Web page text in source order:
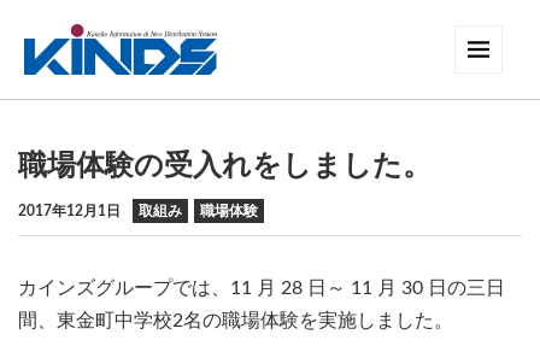
職場体験の受入れをしました。
2017年12月1日 取組み 職場体験
カインズグループでは、11 月 28 日～ 11 月 30 日の三日
間、東金町中学校2名の職場体験を実施しました。